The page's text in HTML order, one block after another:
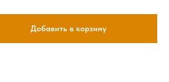
Добавить в корзину